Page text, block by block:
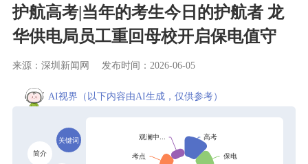
护航高考|当年的考生今日的护航者 龙
华供电局员工重回母校开启保电值守
来源：深圳新闻网 发布时间：2026-06-05
AI视界 （以下内容由AI生成，仅供参考）
关键词
简介